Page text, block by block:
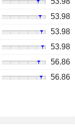
53.98
53.98
53.98
56.86
56.86